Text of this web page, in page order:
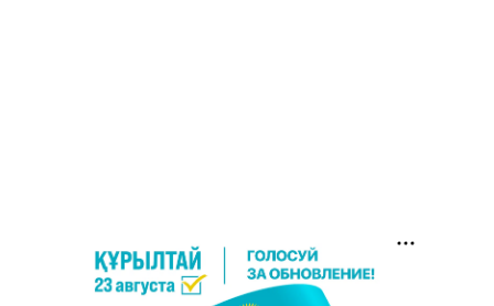
2718 2 39
🚗 Казахстанцев убедили оформить